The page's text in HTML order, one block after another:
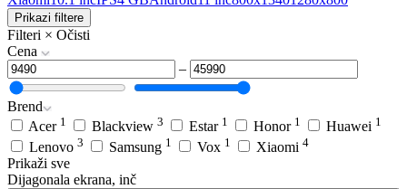
Prikazi filtere
Filteri × Očisti
Cena
–
Brend
Acer 1 Blackview 3 Estar 1 Honor 1 Huawei 1
Lenovo 3 Samsung 1 Vox 1 Xiaomi 4
Prikaži sve
Dijagonala ekrana, inč